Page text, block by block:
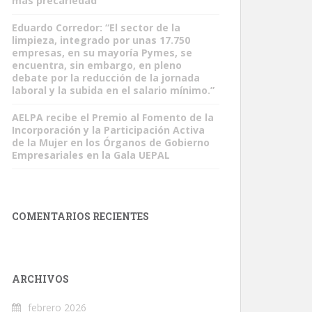
Eduardo Corredor: “El sector de la
limpieza, integrado por unas 17.750
empresas, en su mayoría Pymes, se
encuentra, sin embargo, en pleno
debate por la reducción de la jornada
laboral y la subida en el salario mínimo.”
AELPA recibe el Premio al Fomento de la
Incorporación y la Participación Activa
de la Mujer en los Órganos de Gobierno
Empresariales en la Gala UEPAL
COMENTARIOS RECIENTES
ARCHIVOS
febrero 2026